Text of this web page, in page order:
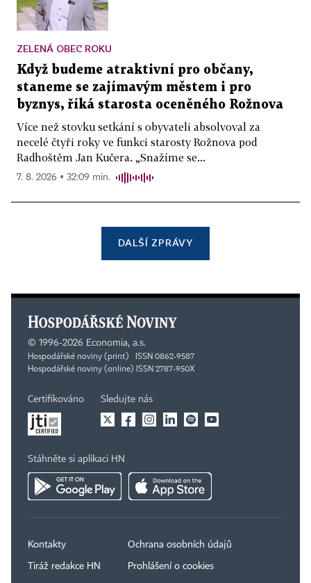
ZELENÁ OBEC ROKU
Když budeme atraktivní pro občany,
staneme se zajímavým městem i pro
byznys, říká starosta oceněného Rožnova
Více než stovku setkání s obyvateli absolvoval za
necelé čtyři roky ve funkci starosty Rožnova pod
Radhoštěm Jan Kučera. „Snažíme se...
7. 8. 2026 ▪ 32:09 min.
DALŠÍ ZPRÁVY
© 1996-2026 Economia, a.s.
Hospodářské noviny (print) ISSN 0862-9587
Hospodářské noviny (online) ISSN 2787-950X
Certifikováno Sledujte nás
Stáhněte si aplikaci HN
Kontakty
Tiráž redakce HN
Ochrana osobních údajů
Prohlášení o cookies